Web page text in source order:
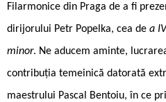
Filarmonice din Praga de a fi
dirijorului Petr Popelka, cea de a
minor. Ne aducem aminte,
contribuția temeinică datorată
maestrului Pascal Bentoiu, în ce